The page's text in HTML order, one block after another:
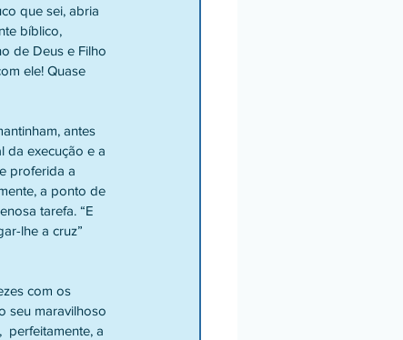
que sei, abria
bíblico,
de Deus e Filho
ele! Quase
antes
da execução e a
proferida a
a ponto de
tarefa. “E
lhe a cruz”
com os
seu maravilhoso
perfeitamente, a